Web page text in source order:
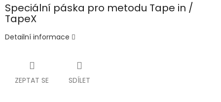
Speciální páska pro metodu Tape in /
TapeX
Detailní informace
ZEPTAT SE SDÍLET